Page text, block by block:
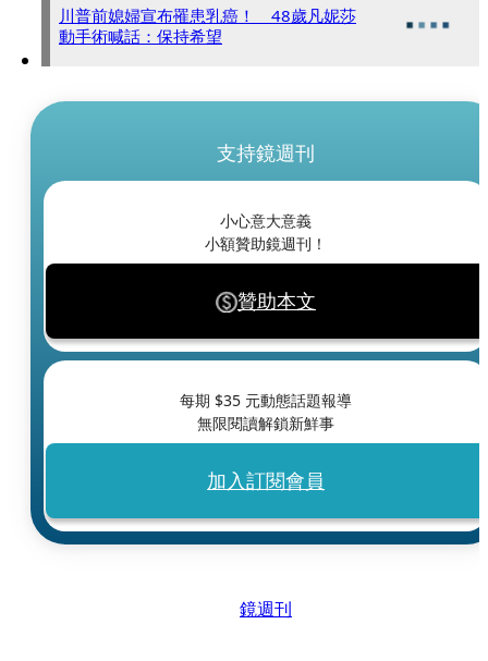
川普前媳婦宣布罹患乳癌！ 48歲凡妮莎
動手術喊話：保持希望
支持鏡週刊
小心意大意義
小額贊助鏡週刊！
贊助本文
每期 $35 元動態話題報導
無限閱讀解鎖新鮮事
加入訂閱會員
鏡週刊